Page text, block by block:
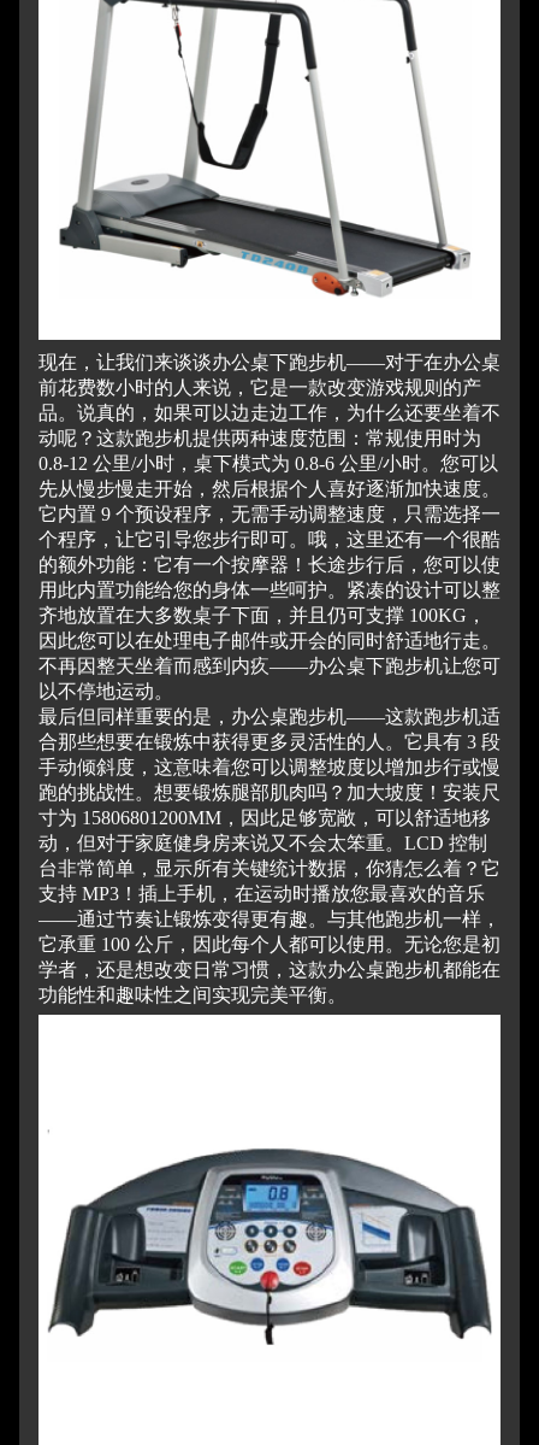
现在，让我们来谈谈办公桌下跑步机——对于在办公桌
前花费数小时的人来说，它是一款改变游戏规则的产
品。 说真的，如果可以边走边工作，为什么还要坐着不
动呢？ 这款跑步机提供两种速度范围：常规使用时为
0.8-12 公里/小时，桌下模式为 0.8-6 公里/小时。您可以
先从慢步慢走开始，然后根据个人喜好逐渐加快速度。
它内置 9 个预设程序，无需手动调整速度，只需选择一
个程序，让它引导您步行即可。 哦，这里还有一个很酷
的额外功能：它有一个按摩器！ 长途步行后，您可以使
用此内置功能给您的身体一些呵护。 紧凑的设计可以整
齐地放置在大多数桌子下面，并且仍可支撑 100KG，
因此您可以在处理电子邮件或开会的同时舒适地行走。
不再因整天坐着而感到内疚——办公桌下跑步机让您可
以不停地运动。
最后但同样重要的是，办公桌跑步机——这款跑步机适
合那些想要在锻炼中获得更多灵活性的人。 它具有 3 段
手动倾斜度，这意味着您可以调整坡度以增加步行或慢
跑的挑战性。 想要锻炼腿部肌肉吗？ 加大坡度！ 安装尺
寸为 15806801200MM，因此足够宽敞，可以舒适地移
动，但对于家庭健身房来说又不会太笨重。 LCD 控制
台非常简单，显示所有关键统计数据，你猜怎么着？ 它
支持 MP3！ 插上手机，在运动时播放您最喜欢的音乐
——通过节奏让锻炼变得更有趣。 与其他跑步机一样，
它承重 100 公斤，因此每个人都可以使用。无论您是初
学者，还是想改变日常习惯，这款办公桌跑步机都能在
功能性和趣味性之间实现完美平衡。